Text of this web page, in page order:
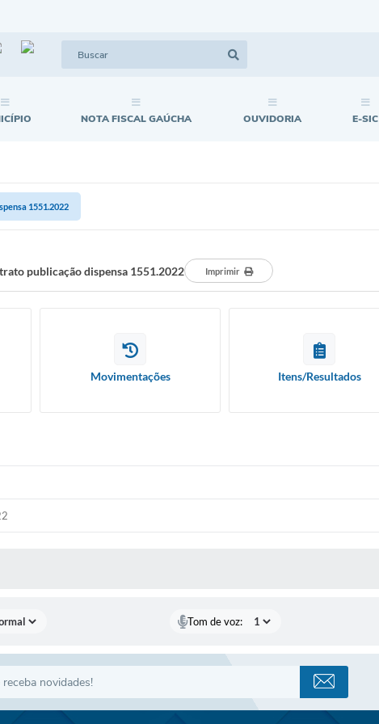
NOTA FISCAL GAÚCHA OUVIDORIA E-SIC
1551.2022
publicação dispensa 1551.2022 Imprimir
Movimentações Itens/Resultados
Tom de voz: